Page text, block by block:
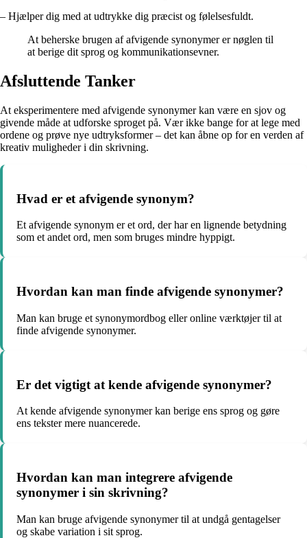
– Hjælper dig med at udtrykke dig præcist og følelsesfuldt.
At beherske brugen af afvigende synonymer er nøglen til
at berige dit sprog og kommunikationsevner.
Afsluttende Tanker
At eksperimentere med afvigende synonymer kan være en sjov og
givende måde at udforske sproget på. Vær ikke bange for at lege med
ordene og prøve nye udtryksformer – det kan åbne op for en verden af
kreativ muligheder i din skrivning.
Hvad er et afvigende synonym?
Et afvigende synonym er et ord, der har en lignende betydning
som et andet ord, men som bruges mindre hyppigt.
Hvordan kan man finde afvigende synonymer?
Man kan bruge et synonymordbog eller online værktøjer til at
finde afvigende synonymer.
Er det vigtigt at kende afvigende synonymer?
At kende afvigende synonymer kan berige ens sprog og gøre
ens tekster mere nuancerede.
Hvordan kan man integrere afvigende
synonymer i sin skrivning?
Man kan bruge afvigende synonymer til at undgå gentagelser
og skabe variation i sit sprog.